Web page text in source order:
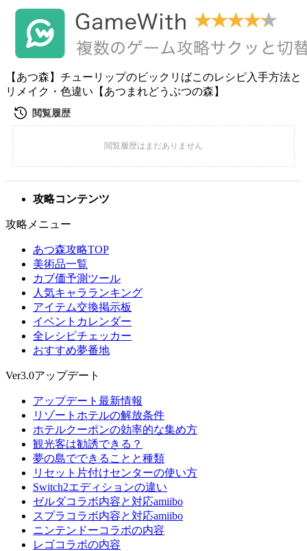
【あつ森】チューリップのビックリばこのレシピ入手方法と
リメイク・色違い【あつまれどうぶつの森】
攻略コンテンツ
攻略メニュー
あつ森攻略TOP
美術品一覧
カブ価予測ツール
人気キャラランキング
アイテム交換掲示板
イベントカレンダー
全レシピチェッカー
おすすめ夢番地
Ver3.0アップデート
アップデート最新情報
リゾートホテルの解放条件
ホテルクーポンの効率的な集め方
観光客は勧誘できる？
夢の島でできることと種類
リセット片付けセンターの使い方
Switch2エディションの違い
ゼルダコラボ内容と対応amiibo
スプラコラボ内容と対応amiibo
ニンテンドーコラボの内容
レゴコラボの内容